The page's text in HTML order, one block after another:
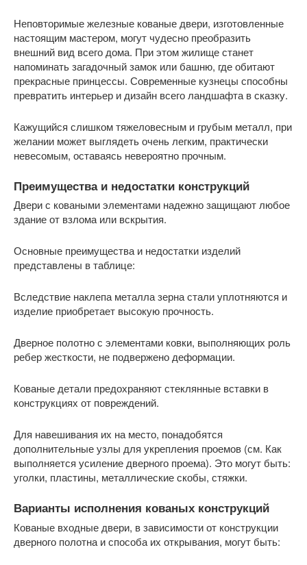
Неповторимые железные кованые двери, изготовленные
настоящим мастером, могут чудесно преобразить
внешний вид всего дома. При этом жилище станет
напоминать загадочный замок или башню, где обитают
прекрасные принцессы. Современные кузнецы способны
превратить интерьер и дизайн всего ландшафта в сказку.
Кажущийся слишком тяжеловесным и грубым металл, при
желании может выглядеть очень легким, практически
невесомым, оставаясь невероятно прочным.
Преимущества и недостатки конструкций
Двери с коваными элементами надежно защищают любое
здание от взлома или вскрытия.
Основные преимущества и недостатки изделий
представлены в таблице:
Вследствие наклепа металла зерна стали уплотняются и
изделие приобретает высокую прочность.
Дверное полотно с элементами ковки, выполняющих роль
ребер жесткости, не подвержено деформации.
Кованые детали предохраняют стеклянные вставки в
конструкциях от повреждений.
Для навешивания их на место, понадобятся
дополнительные узлы для укрепления проемов (см. Как
выполняется усиление дверного проема). Это могут быть:
уголки, пластины, металлические скобы, стяжки.
Варианты исполнения кованых конструкций
Кованые входные двери, в зависимости от конструкции
дверного полотна и способа их открывания, могут быть: